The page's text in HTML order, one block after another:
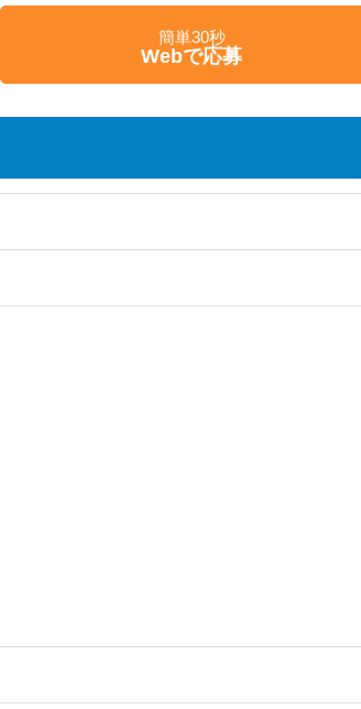
簡単30秒
Webで応募